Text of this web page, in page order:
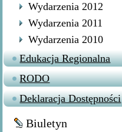
Wydarzenia 2012
Wydarzenia 2011
Wydarzenia 2010
Edukacja Regionalna
RODO
Deklaracja Dostępności
Biuletyn